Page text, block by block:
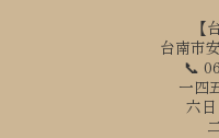
【
台南市
📞
一四
六